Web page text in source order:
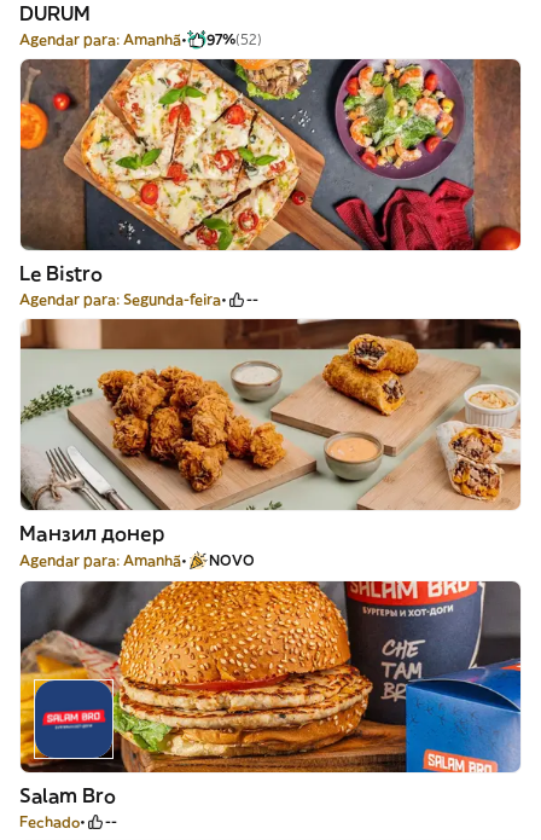
DURUM
Agendar para: Amanhã 97%(52)
Le Bistro
Agendar para: Segunda-feira --
Манзил донер
Agendar para: Amanhã NOVO
Salam Bro
Fechado --